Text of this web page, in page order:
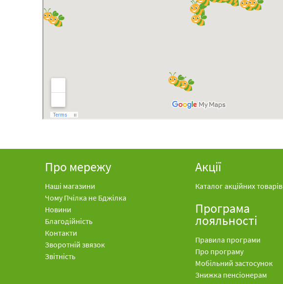
Про мережу
Наші магазини
Чому Пчілка не Бджілка
Новини
Благодійність
Контакти
Зворотній звязок
Звітність
Акції
Каталог акційних товарів
Програма
лояльності
Правила програми
Про програму
Мобільний застосунок
Знижка пенсіонерам